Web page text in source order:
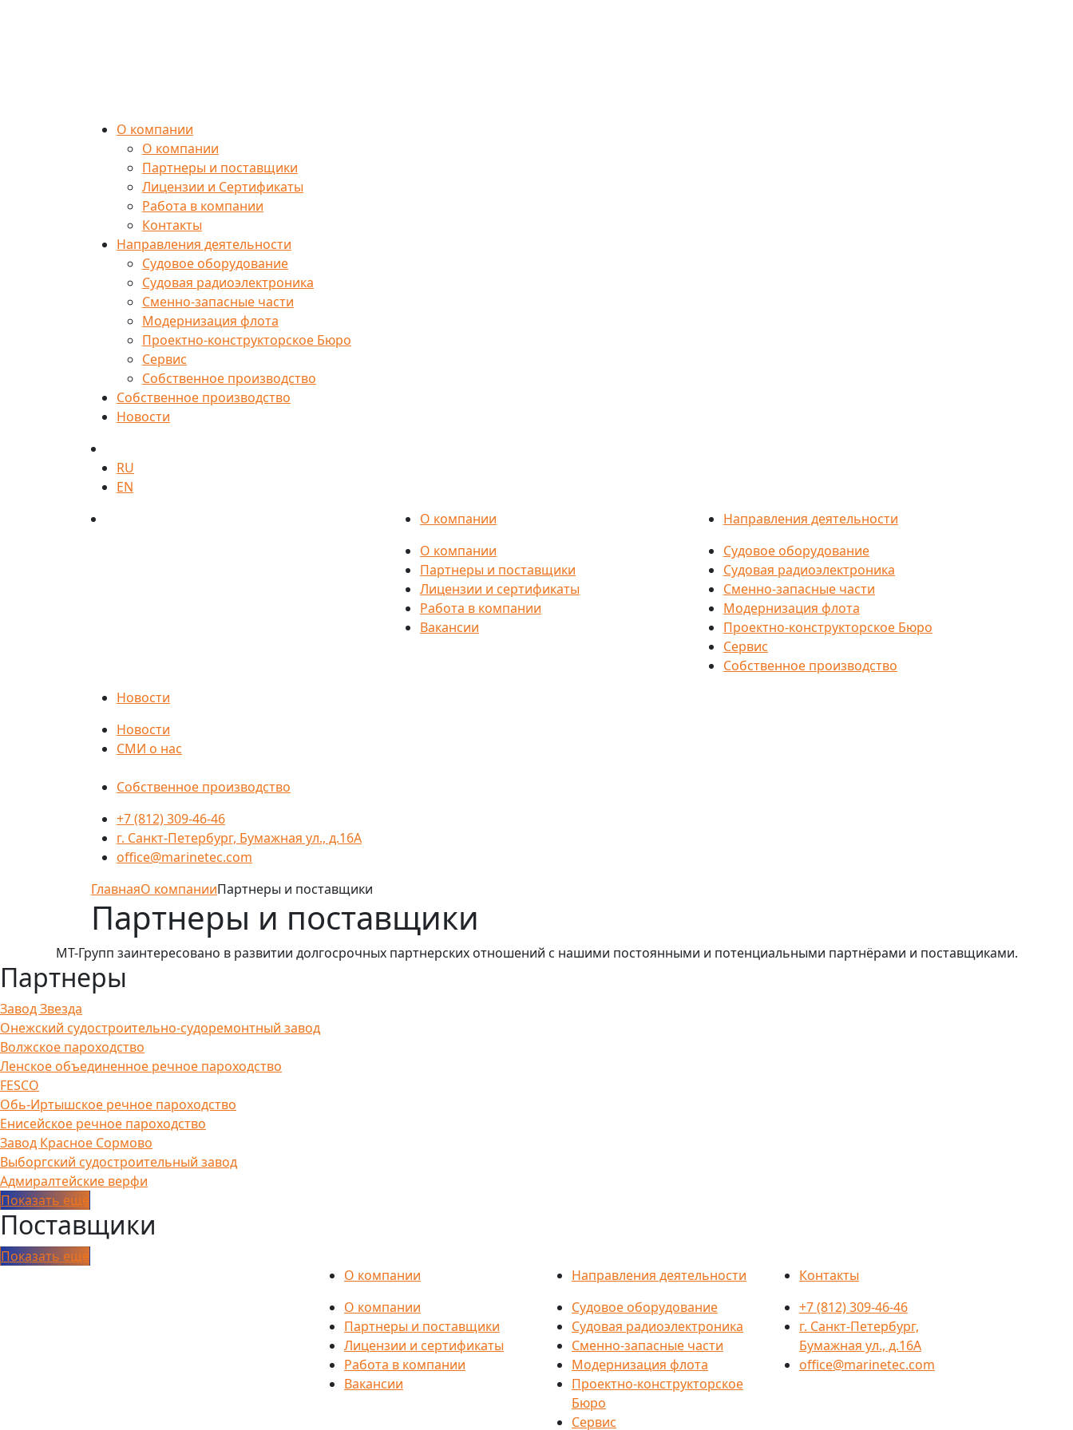
О компании
О компании
Партнеры и поставщики
Лицензии и Сертификаты
Работа в компании
Контакты
Направления деятельности
Судовое оборудование
Судовая радиоэлектроника
Сменно-запасные части
Модернизация флота
Проектно-конструкторское Бюро
Сервис
Собственное производство
Собственное производство
Новости
RU
EN
О компании
О компании
Партнеры и поставщики
Лицензии и сертификаты
Работа в компании
Вакансии
Направления деятельности
Судовое оборудование
Судовая радиоэлектроника
Сменно-запасные части
Модернизация флота
Проектно-конструкторское Бюро
Сервис
Собственное производство
Новости
Новости
СМИ о нас
Собственное производство
+7 (812) 309-46-46
г. Санкт-Петербург, Бумажная ул., д.16А
office@marinetec.com
ГлавнаяО компанииПартнеры и поставщики
Партнеры и поставщики
МТ-Групп заинтересовано в развитии долгосрочных партнерских отношений с нашими постоянными и потенциальными партнёрами и поставщиками.
Партнеры
Завод Звезда
Онежский судостроительно-судоремонтный завод
Волжское пароходство
Ленское объединенное речное пароходство
FESCO
Обь-Иртышское речное пароходство
Енисейское речное пароходство
Завод Красное Сормово
Выборгский судостроительный завод
Адмиралтейские верфи
Показать еще
Поставщики
Показать еще
О компании
О компании
Партнеры и поставщики
Лицензии и сертификаты
Работа в компании
Вакансии
Направления деятельности
Судовое оборудование
Судовая радиоэлектроника
Сменно-запасные части
Модернизация флота
Проектно-конструкторское
Бюро
Сервис
Контакты
+7 (812) 309-46-46
г. Санкт-Петербург,
Бумажная ул., д.16А
office@marinetec.com